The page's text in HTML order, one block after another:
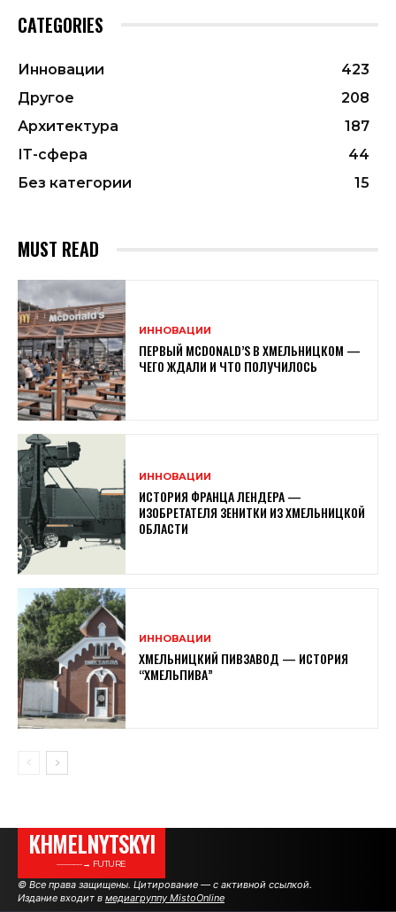
CATEGORIES
Инновации
423
Другое
208
Архитектура
187
ІТ-сфера
44
Без категории
15
MUST READ
ИННОВАЦИИ
ПЕРВЫЙ MCDONALD’S В ХМЕЛЬНИЦКОМ —
ЧЕГО ЖДАЛИ И ЧТО ПОЛУЧИЛОСЬ
ИННОВАЦИИ
ИСТОРИЯ ФРАНЦА ЛЕНДЕРА —
ИЗОБРЕТАТЕЛЯ ЗЕНИТКИ ИЗ ХМЕЛЬНИЦКОЙ
ОБЛАСТИ
ИННОВАЦИИ
ХМЕЛЬНИЦКИЙ ПИВЗАВОД — ИСТОРИЯ
“ХМЕЛЬПИВА”
KHMELNYTSKYI
———→ FUTURE
© Все права защищены. Цитирование — с активной ссылкой.
Издание входит в медиагруппу MistoOnline